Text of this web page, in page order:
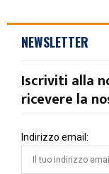
NEWSLETTER
Iscriviti alla
ricevere la
Indirizzo email: